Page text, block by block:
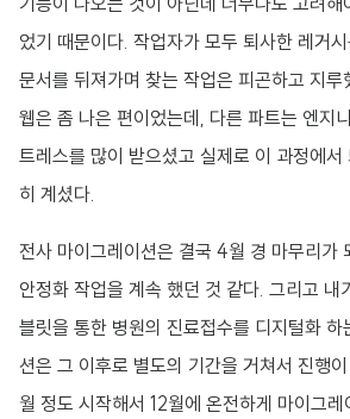
었기 때문이다. 작업자가 모두 퇴사한 레거
문서를 뒤져가며 찾는 작업은 피곤하고 지루
웹은 좀 나은 편이었는데, 다른 파트는 엔지
트레스를 많이 받으셨고 실제로 이 과정에
히 계셨다.
전사 마이그레이션은 결국 4월 경 마무리가
안정화 작업을 계속 했던 것 같다. 그리고 내
블릿을 통한 병원의 진료접수를 디지털화 하
션은 그 이후로 별도의 기간을 거쳐서 진행
월 정도 시작해서 12월에 온전하게 마이그레